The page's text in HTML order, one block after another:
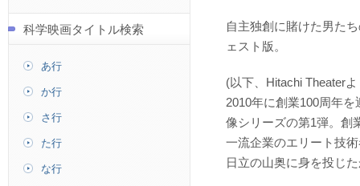
自主独創に賭けた男た
ェスト版。
(以下、Hitachi Theater
2010年に創業100周年
像シリーズの第1弾。創
一流企業のエリート技
日立の山奥に身を投じ
科学映画タイトル検索
あ行
か行
さ行
た行
な行